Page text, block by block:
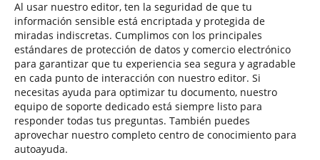
Al usar nuestro editor, ten la seguridad de que tu
información sensible está encriptada y protegida de
miradas indiscretas. Cumplimos con los principales
estándares de protección de datos y comercio electrónico
para garantizar que tu experiencia sea segura y agradable
en cada punto de interacción con nuestro editor. Si
necesitas ayuda para optimizar tu documento, nuestro
equipo de soporte dedicado está siempre listo para
responder todas tus preguntas. También puedes
aprovechar nuestro completo centro de conocimiento para
autoayuda.